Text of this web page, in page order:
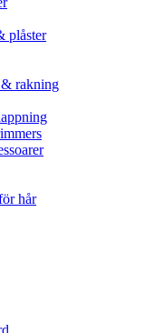
plåster
rakning
hår